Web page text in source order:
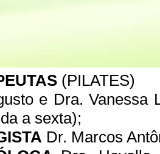
(PILATES)
e Dra. Vanessa
a sexta);
Dr. Marcos